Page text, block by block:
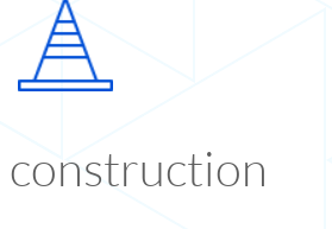
construction